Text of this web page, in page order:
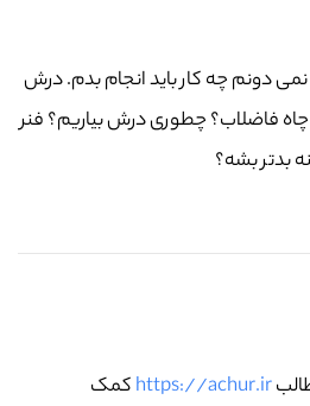
دونم چه کار باید انجام بدم. درش
چاه فاضلاب؟ چطوری درش بیاریم؟ فنر
بدتر بشه؟
https://achur.irکمک